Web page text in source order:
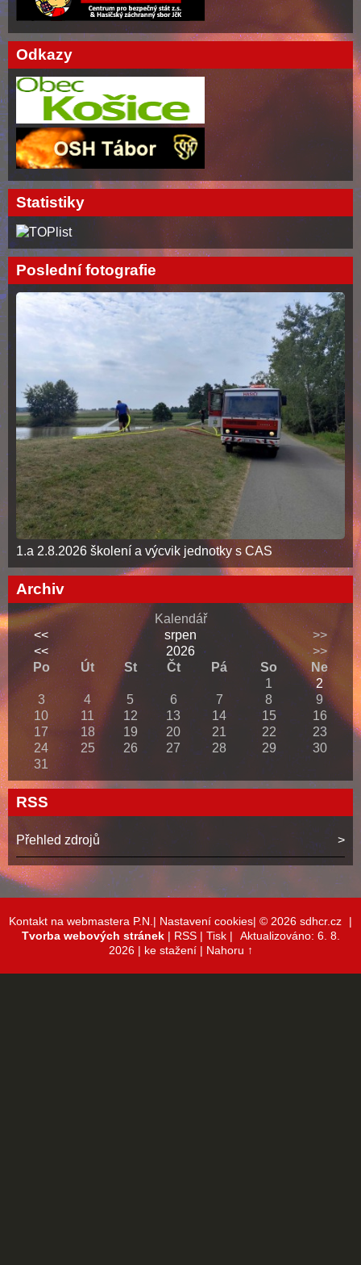
Odkazy
Statistiky
Poslední fotografie
1.a 2.8.2026 školení a výcvik jednotky s CAS
Archiv
Kalendář
<<
srpen
>>
<<
2026
>>
Po
Út St Čt Pá So
Ne
1
2
3
4 5 6 7 8
9
10
11 12 13 14 15
16
17
18 19 20 21 22
23
24
25 26 27 28 29
30
31
RSS
Přehled zdrojů
Kontakt na webmastera P.N.| Nastavení cookies| © 2026 sdhcr.cz
|
Tvorba webových stránek| RSS| Tisk|
Aktualizováno: 6. 8.
2026 | ke stažení | Nahoru ↑